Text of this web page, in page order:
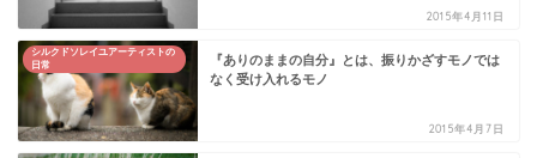
2015年4月11日
シルクドソレイユアーティストの
日常
『ありのままの自分』とは、振りかざすモノでは
なく受け入れるモノ
2015年4月7日